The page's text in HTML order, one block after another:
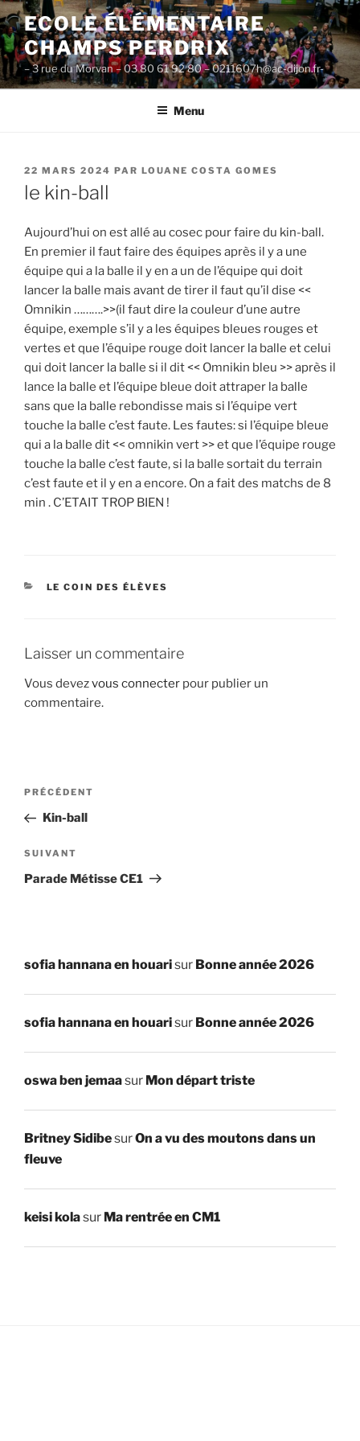
Aller
au
contenu
principal
ECOLE ÉLÉMENTAIRE
CHAMPS PERDRIX
– 3 rue du Morvan – 03 80 61 92 80 – 0211607h@ac-dijon.fr-
Menu
PUBLIÉ
LE
22 MARS 2024 PAR LOUANE COSTA GOMES
le kin-ball
Aujourd’hui on est allé au cosec pour faire du kin-ball.
En premier il faut faire des équipes après il y a une
équipe qui a la balle il y en a un de l’équipe qui doit
lancer la balle mais avant de tirer il faut qu’il dise <<
Omnikin ……….>>(il faut dire la couleur d’une autre
équipe, exemple s’il y a les équipes bleues rouges et
vertes et que l’équipe rouge doit lancer la balle et celui
qui doit lancer la balle si il dit << Omnikin bleu >> après il
lance la balle et l’équipe bleue doit attraper la balle
sans que la balle rebondisse mais si l’équipe vert
touche la balle c’est faute. Les fautes: si l’équipe bleue
qui a la balle dit << omnikin vert >> et que l’équipe rouge
touche la balle c’est faute, si la balle sortait du terrain
c’est faute et il y en a encore. On a fait des matchs de 8
min . C’ETAIT TROP BIEN !
CATÉGORIES
LE COIN DES ÉLÈVES
Laisser un commentaire
Vous devezvous connecter pour publier un
commentaire.
Navigation
l’article
Article
précédent
PRÉCÉDENT
Kin-ball
Article
suivant
SUIVANT
Parade Métisse CE1
sofia hannana en houarisur Bonne année 2026
sofia hannana en houarisur Bonne année 2026
oswa ben jemaasur Mon départ triste
Britney SidibesurOn a vu des moutons dans un
fleuve
keisi kolasur Ma rentrée en CM1